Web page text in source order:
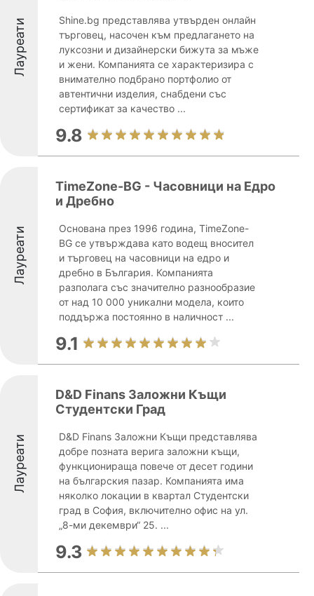
Лауреати
Shine.bg представлява утвърден онлайн
търговец, насочен към предлагането на
луксозни и дизайнерски бижута за мъже
и жени. Компанията се характеризира с
внимателно подбрано портфолио от
автентични изделия, снабдени със
сертификат за качество ...
9.8
Лауреати
TimeZone-BG - Часовници на Едро
и Дребно
Основана през 1996 година, TimeZone-
BG се утвърждава като водещ вносител
и търговец на часовници на едро и
дребно в България. Компанията
разполага със значително разнообразие
от над 10 000 уникални модела, които
поддържа постоянно в наличност ...
9.1
Лауреати
D&D Finans Заложни Къщи
Студентски Град
D&D Finans Заложни Къщи представлява
добре позната верига заложни къщи,
функционираща повече от десет години
на българския пазар. Компанията има
няколко локации в квартал Студентски
град в София, включително офис на ул.
„8-ми декември“ 25. ...
9.3